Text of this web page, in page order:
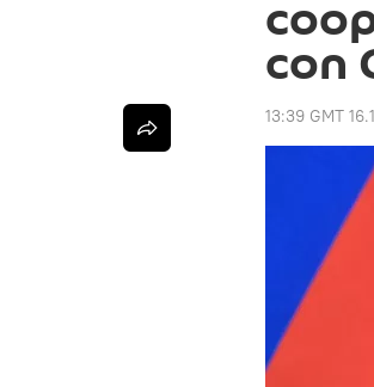
con
13:39 GMT